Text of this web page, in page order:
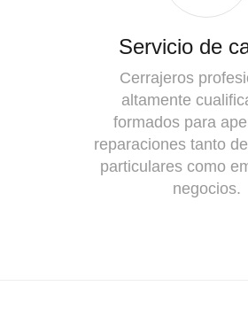
Servicio de
Cerrajeros
altamente
formados para
reparaciones tanto
particulares como
negocios.